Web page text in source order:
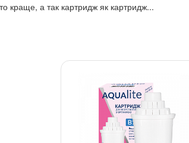
краще, а так картридж як картридж...